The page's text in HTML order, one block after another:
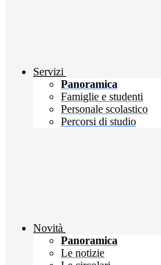
Servizi
Panoramica
Famiglie e studenti
Personale scolastico
Percorsi di studio
Novità
Panoramica
Le notizie